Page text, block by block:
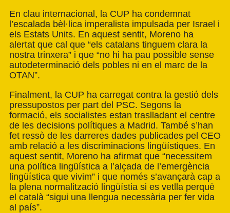
En clau internacional, la CUP ha condemnat
l’escalada bèl·lica imperalista impulsada per Israel i
els Estats Units. En aquest sentit, Moreno ha
alertat que cal que “els catalans tinguem clara la
nostra trinxera” i que “no hi ha pau possible sense
autodeterminació dels pobles ni en el marc de la
OTAN”.
Finalment, la CUP ha carregat contra la gestió dels
pressupostos per part del PSC. Segons la
formació, els socialistes estan traslladant el centre
de les decisions polítiques a Madrid. També s’han
fet ressò de les darreres dades publicades pel CEO
amb relació a les discriminacions lingüístiques. En
aquest sentit, Moreno ha afirmat que “necessitem
una política lingüística a l’alçada de l’emergència
lingüística que vivim” i que només s’avançarà cap a
la plena normalització lingüístia si es vetlla perquè
el català “sigui una llengua necessària per fer vida
al país”.